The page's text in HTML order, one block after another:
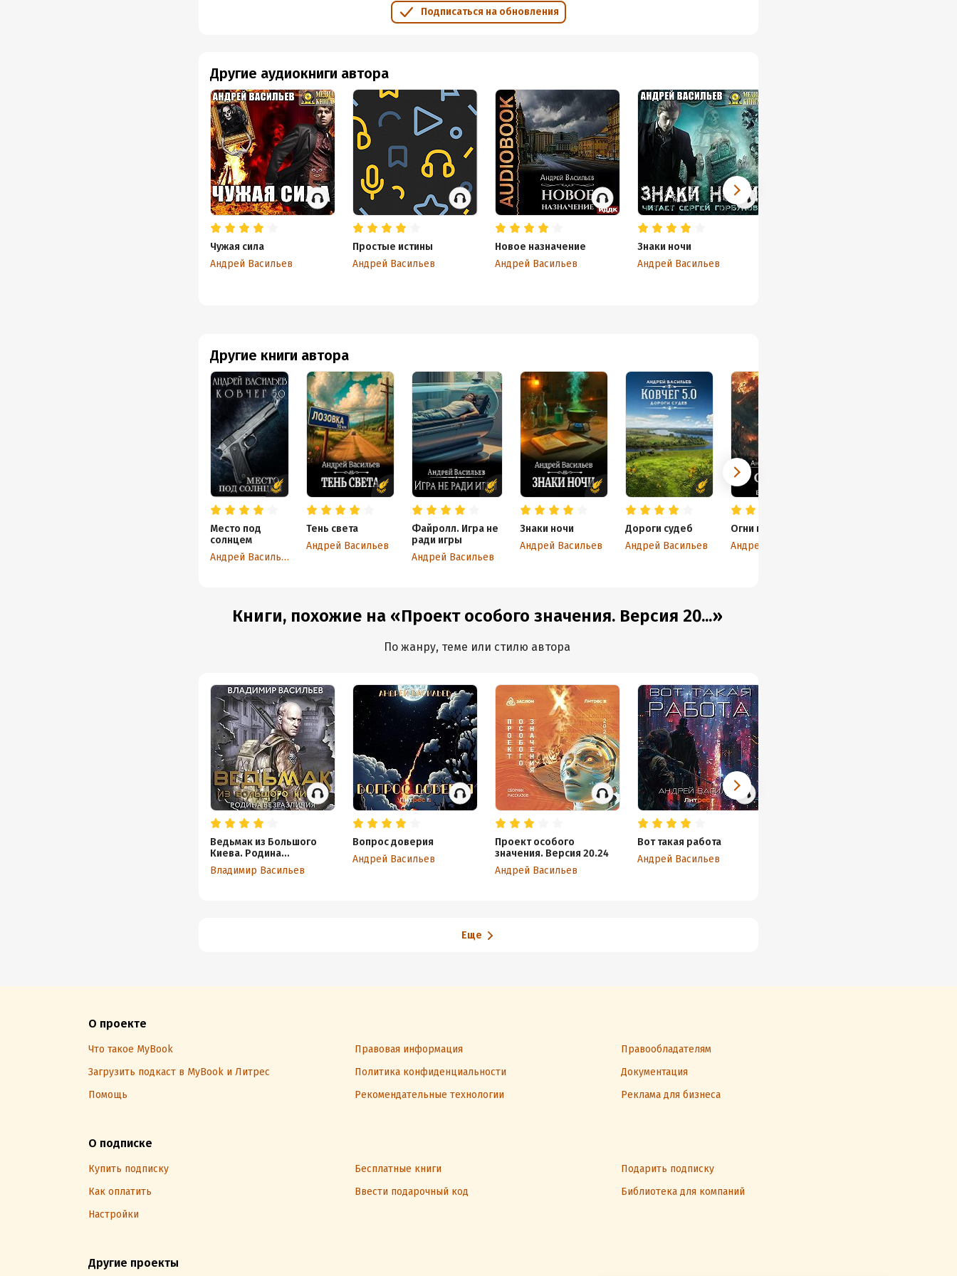
Подписаться на обновления
Другие книги автора
Место под
солнцем
Андрей Васильев
Тень света
Андрей Васильев
Файролл. Игра не
ради игры
Андрей Васильев
Знаки ночи
Андрей Васильев
Дороги судеб
Андрей Васильев
Огни над волнами
Андрей Васильев
Другие аудиокниги автора
Чужая сила
Андрей Васильев
Простые истины
Андрей Васильев
Новое назначение
Андрей Васильев
Знаки ночи
Андрей Васильев
Книги, похожие на «Проект особого значения. Версия 20...»
По жанру, теме или стилю автора
Ведьмак из Большого
Киева. Родина
безразличия
Владимир Васильев
Вопрос доверия
Андрей Васильев
Проект особого
значения. Версия 20.24
Андрей Васильев
Вот такая работа
Андрей Васильев
Еще
О проекте
Что такое MyBook Правовая информация
Правообладателям
Загрузить подкаст в MyBook и Литрес
Политика конфиденциальности
Документация
Помощь
Рекомендательные технологии Реклама для бизнеса
О подписке
Купить подписку Бесплатные книги
Подарить подписку
Как оплатить
Ввести подарочный код
Библиотека для компаний
Настройки
Другие проекты